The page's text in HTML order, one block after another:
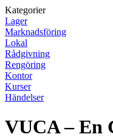
Kategorier
Lager
Marknadsföring
Lokal
Rådgivning
Rengöring
Kontor
Kurser
Händelser
VUCA – En